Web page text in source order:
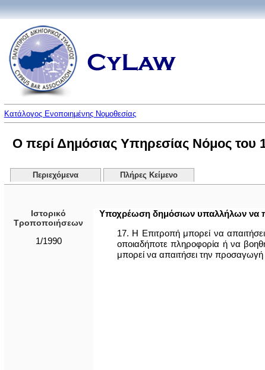
Κατάλογος Ενοποιημένης Νομοθεσίας
Ο περί Δημόσιας Υπηρεσίας Νόμος του
Περιεχόμενα Πλήρες Κείμενο
Ιστορικό
Τροποποιήσεων
1/1990
Υποχρέωση δημόσιων υπαλλήλων να
17. Η Επιτροπή μπορεί να
οποιαδήποτε πληρoφoρία ή να
μπορεί να απαιτήσει την